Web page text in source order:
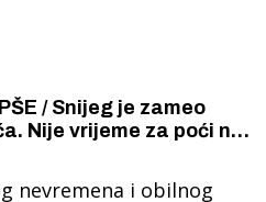
/ Snijeg je zameo
Nije vrijeme za poći na